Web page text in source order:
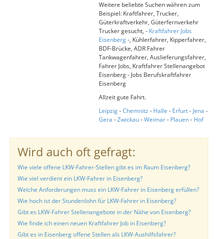
Weitere beliebte Suchen währen zum
Beispiel: Kraftfahrer, Trucker,
Güterkraftverkehr, Güterfernverkehr
Trucker gesucht, - Kraftfahrer Jobs
Eisenberg-, Kühlerfahrer, Kipperfahrer,
BDF-Brücke, ADR Fahrer
Tankwagenfahrer, Auslieferungsfahrer,
Fahrer Jobs, Kraftfahrer Stellenangebot
Eisenberg - Jobs Berufskraftfahrer
Eisenberg
Allzeit gute Fahrt.
Leipzig-Chemnitz - Halle - Erfurt- Jena -
Gera -Zwickau-Weimar- Plauen- Hof
Wird auch oft gefragt:
Wie viele offene LKW-Fahrer-Stellen gibt es im Raum Eisenberg?
Wie viel verdient ein LKW-Fahrer in Eisenberg?
Welche Anforderungen muss ein LKW-Fahrer in Eisenberg erfüllen?
Wie hoch ist der Stundenlohn für LKW-Fahrer in Eisenberg?
Gibt es LKW-Fahrer Stellenangebote in der Nähe von Eisenberg?
Wie finde ich einen neuen Kraftfahrer Job in Eisenberg?
Gibt es in Eisenberg offene Stellen als LKW-Aushilfsfahrer?